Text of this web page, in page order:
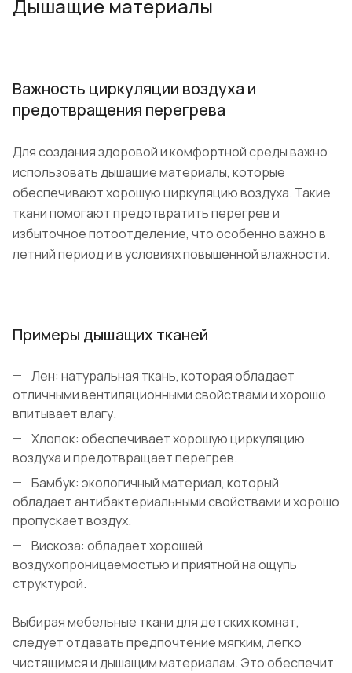
Дышащие материалы
Важность циркуляции воздуха и
предотвращения перегрева
Для создания здоровой и комфортной среды важно
использовать дышащие материалы, которые
обеспечивают хорошую циркуляцию воздуха. Такие
ткани помогают предотвратить перегрев и
избыточное потоотделение, что особенно важно в
летний период и в условиях повышенной влажности.
Примеры дышащих тканей
Лен: натуральная ткань, которая обладает
отличными вентиляционными свойствами и хорошо
впитывает влагу.
Хлопок: обеспечивает хорошую циркуляцию
воздуха и предотвращает перегрев.
Бамбук: экологичный материал, который
обладает антибактериальными свойствами и хорошо
пропускает воздух.
Вискоза: обладает хорошей
воздухопроницаемостью и приятной на ощупь
структурой.
Выбирая мебельные ткани для детских комнат,
следует отдавать предпочтение мягким, легко
чистящимся и дышащим материалам. Это обеспечит